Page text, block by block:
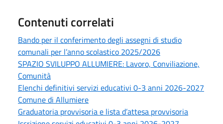
Contenuti correlati
Bando per il conferimento degli assegni di studio
comunali per l’anno scolastico 2025/2026
SPAZIO SVILUPPO ALLUMIERE: Lavoro, Conviliazione,
Comunità
Elenchi definitivi servizi educativi 0-3 anni 2026-2027
Comune di Allumiere
Graduatoria provvisoria e lista d’attesa provvisoria